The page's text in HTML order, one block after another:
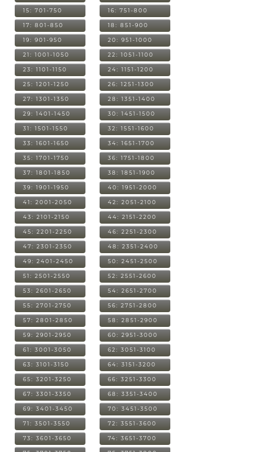
15: 701-750 16: 751-800
17: 801-850 18: 851-900
19: 901-950 20: 951-1000
21: 1001-1050 22: 1051-1100
23: 1101-1150 24: 1151-1200
25: 1201-1250 26: 1251-1300
27: 1301-1350 28: 1351-1400
29: 1401-1450 30: 1451-1500
31: 1501-1550 32: 1551-1600
33: 1601-1650 34: 1651-1700
35: 1701-1750 36: 1751-1800
37: 1801-1850 38: 1851-1900
39: 1901-1950 40: 1951-2000
41: 2001-2050 42: 2051-2100
43: 2101-2150 44: 2151-2200
45: 2201-2250 46: 2251-2300
47: 2301-2350 48: 2351-2400
49: 2401-2450 50: 2451-2500
51: 2501-2550 52: 2551-2600
53: 2601-2650 54: 2651-2700
55: 2701-2750 56: 2751-2800
57: 2801-2850 58: 2851-2900
59: 2901-2950 60: 2951-3000
61: 3001-3050 62: 3051-3100
63: 3101-3150 64: 3151-3200
65: 3201-3250 66: 3251-3300
67: 3301-3350 68: 3351-3400
69: 3401-3450 70: 3451-3500
71: 3501-3550 72: 3551-3600
73: 3601-3650 74: 3651-3700